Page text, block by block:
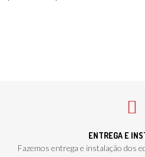
ENTREGA E
Fazemos entrega e instalação dos